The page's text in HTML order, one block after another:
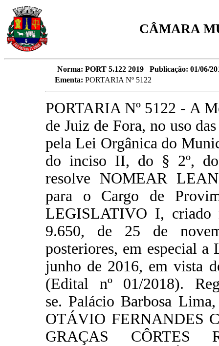
CÂMARA
Norma: PORT 5.122 2019 Publicação: 01/06/
Ementa: PORTARIA Nº 5122
PORTARIA Nº 5122 - A
de Juiz de Fora, no uso
pela Lei Orgânica do
do inciso II, do § 2º,
resolve NOMEAR
para o Cargo de
LEGISLATIVO I, criado
9.650, de 25 de
posteriores, em especial
junho de 2016, em vista
(Edital nº 01/2018).
se. Palácio Barbosa
OTÁVIO FERNANDES
GRAÇAS CÔRTES